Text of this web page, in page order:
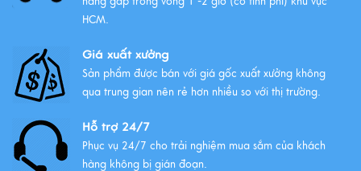
HCM.
Giá xuất xưởng
Sản phẩm được bán với giá gốc xuất xưởng không
qua trung gian nên rẻ hơn nhiều so với thị trường.
Hỗ trợ 24/7
Phục vụ 24/7 cho trải nghiệm mua sắm của khách
hàng không bị gián đoạn.